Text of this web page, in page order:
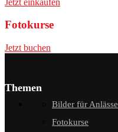
Fotokurse
Jetzt buchen
Themen
Bilder für Anlässe
Fotokurse